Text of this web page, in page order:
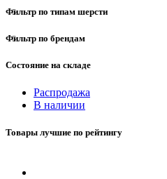
Фильтр по типам шерсти
Фильтр по брендам
Состояние на складе
Распродажа
В наличии
Товары лучшие по рейтингу